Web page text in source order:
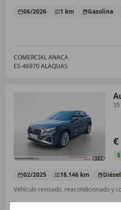
06/2026 1 km Gasolina
COMERCIAL ANACA
ES-46970 ALAQUAS
35
€
02/2025 18.146 km Diésel
Vehículo revisado, reacondicionado y